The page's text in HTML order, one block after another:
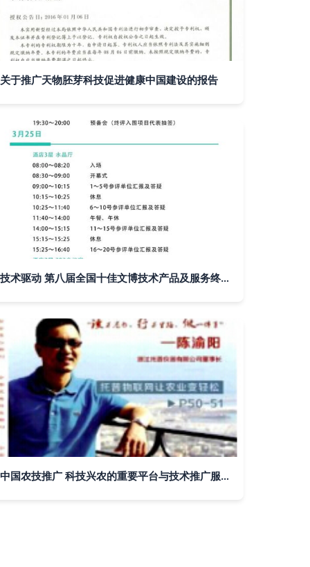
关于推广天物胚芽科技促进健康中国建设的报告
技术驱动 第八届全国十佳文博技术产品及服务终评会的推广启示
中国农技推广 科技兴农的重要平台与技术推广服务的核心载体